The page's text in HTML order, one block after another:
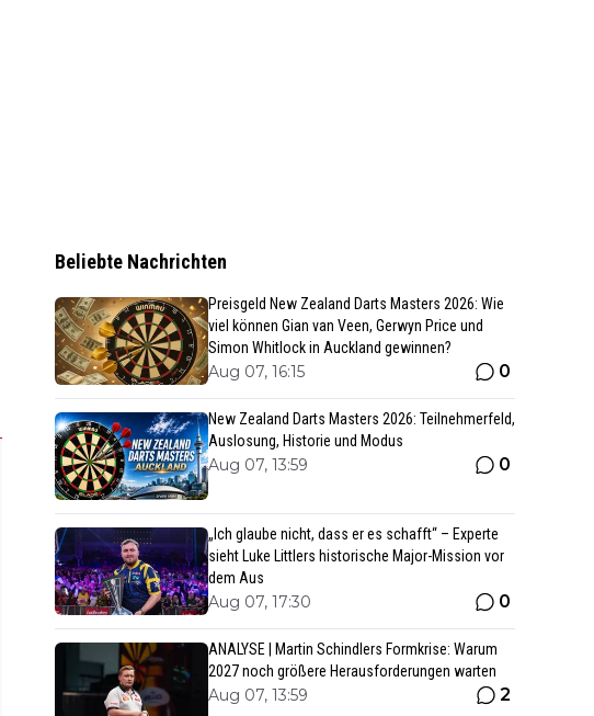
Beliebte Nachrichten
Preisgeld New Zealand Darts Masters 2026: Wie
viel können Gian van Veen, Gerwyn Price und
Simon Whitlock in Auckland gewinnen?
Aug 07, 16:15 0
New Zealand Darts Masters 2026: Teilnehmerfeld,
Auslosung, Historie und Modus
Aug 07, 13:59 0
„Ich glaube nicht, dass er es schafft“ – Experte
sieht Luke Littlers historische Major-Mission vor
dem Aus
Aug 07, 17:30 0
ANALYSE | Martin Schindlers Formkrise: Warum
2027 noch größere Herausforderungen warten
Aug 07, 13:59 2